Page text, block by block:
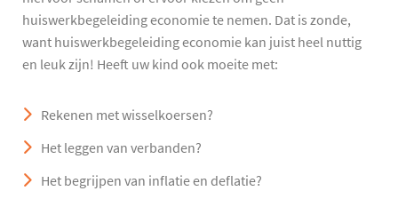
huiswerkbegeleiding economie te nemen. Dat is zonde,
want huiswerkbegeleiding economie kan juist heel nuttig
en leuk zijn! Heeft uw kind ook moeite met:
Rekenen met wisselkoersen?
Het leggen van verbanden?
Het begrijpen van inflatie en deflatie?